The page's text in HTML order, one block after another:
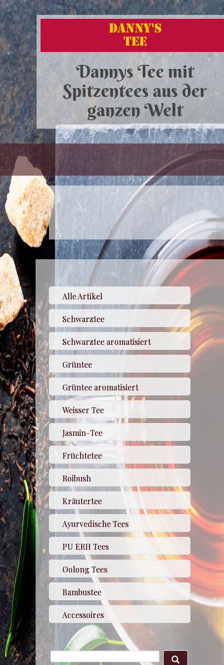
Dannys Tee mit
Spitzentees aus der
ganzen Welt
Alle Artikel
Schwarztee
Schwarztee aromatisiert
Grüntee
Grüntee aromatisiert
Weisser Tee
Jasmin-Tee
Früchtetee
Roibush
Kräutertee
Ayurvedische Tees
PU ERH Tees
Oolong Tees
Bambustee
Accessoires